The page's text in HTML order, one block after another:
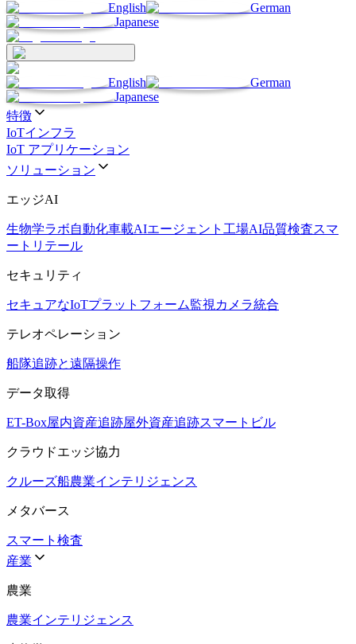
English
German
Japanese
English
German
Japanese
特徴
IoTインフラ
IoT アプリケーション
ソリューション
エッジAI
生物学ラボ自動化車載AIエージェント 工場AI品質検査スマ
ートリテール
セキュリティ
セキュアなIoTプラットフォーム監視カメラ統合
テレオペレーション
船隊追跡と遠隔操作
データ取得
ET-Box屋内資産追跡屋外資産追跡スマートビル
クラウドエッジ協力
クルーズ船農業インテリジェンス
メタバース
スマート検査
産業
農業
農業インテリジェンス